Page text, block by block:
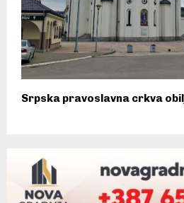
Srpska pravoslavna crkva